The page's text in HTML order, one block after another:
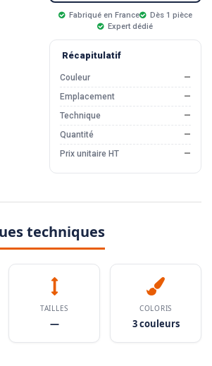
Fabriqué en France
Dès 1 pièce
Expert dédié
Récapitulatif
Couleur
—
Emplacement
—
Technique
—
Quantité
—
Prix unitaire HT
—
techniques
TAILLES
—
COLORIS
3 couleurs